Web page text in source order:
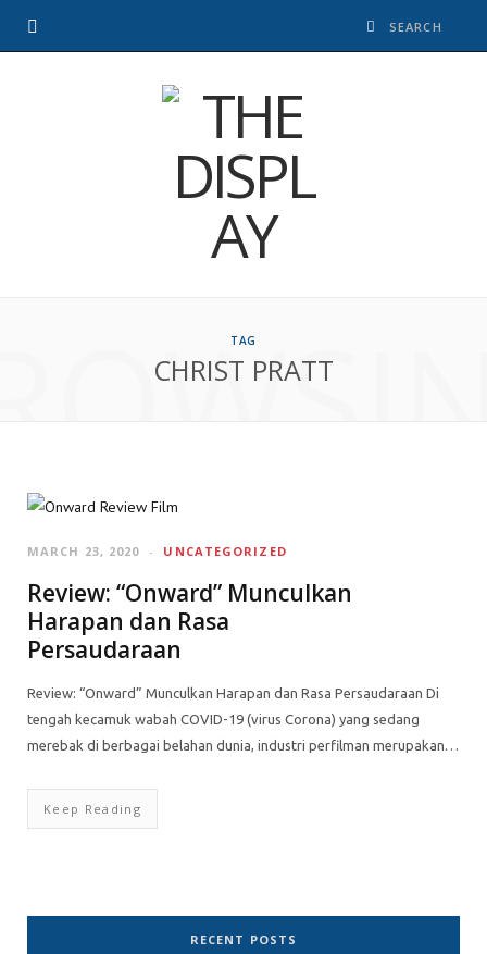
TAG
CHRIST PRATT
UNCATEGORIZED
MARCH 23, 2020
Review: “Onward” Munculkan
Harapan dan Rasa
Persaudaraan
Review: “Onward” Munculkan Harapan dan Rasa Persaudaraan Di
tengah kecamuk wabah COVID-19 (virus Corona) yang sedang
merebak di berbagai belahan dunia, industri perfilman merupakan…
Keep Reading
RECENT POSTS